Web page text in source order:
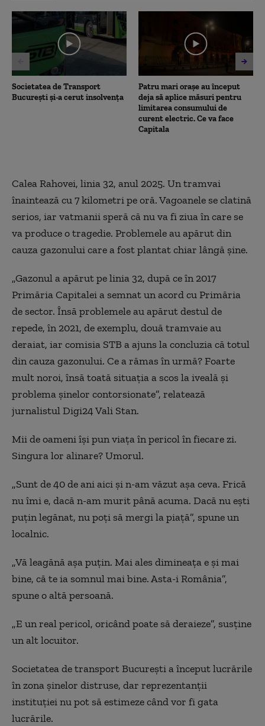
2
minutes,
27
seconds
Societatea de Transport
București și-a cerut insolvența
Patru mari orașe au început
deja să aplice măsuri pentru
limitarea consumului de
curent electric. Ce va face
Capitala
Calea Rahovei, linia 32, anul 2025. Un tramvai
înaintează cu 7 kilometri pe oră. Vagoanele se clatină
serios, iar vatmanii speră că nu va fi ziua în care se
va produce o tragedie. Problemele au apărut din
cauza gazonului care a fost plantat chiar lângă șine.
„Gazonul a apărut pe linia 32, după ce în 2017
Primăria Capitalei a semnat un acord cu Primăria
de sector. Însă problemele au apărut destul de
repede, în 2021, de exemplu, două tramvaie au
deraiat, iar comisia STB a ajuns la concluzia că totul
din cauza gazonului. Ce a rămas în urmă? Foarte
mult noroi, însă toată situația a scos la iveală și
problema șinelor contorsionate”, relatează
jurnalistul Digi24 Vali Stan.
Mii de oameni își pun viața în pericol în fiecare zi.
Singura lor alinare? Umorul.
„Sunt de 40 de ani aici și n-am văzut așa ceva. Frică
nu îmi e, dacă n-am murit până acuma. Dacă nu ești
puțin legănat, nu poți să mergi la piață”, spune un
localnic.
„Vă leagănă așa puțin. Mai ales dimineața e și mai
bine, că te ia somnul mai bine. Asta-i România”,
spune o altă persoană.
„E un real pericol, oricând poate să deraieze”, susține
un alt locuitor.
Societatea de transport București a început lucrările
în zona șinelor distruse, dar reprezentanții
instituției nu pot să estimeze când vor fi gata
lucrările.